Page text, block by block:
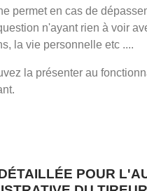
permet en cas de
n'ayant rien à voir
la vie personnelle etc ....
la présenter au
POUR